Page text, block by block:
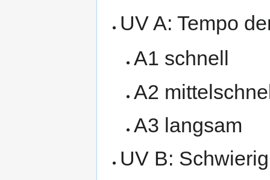
UV A: Tempo
A1 schnell
A2
A3 langsam
UV B: